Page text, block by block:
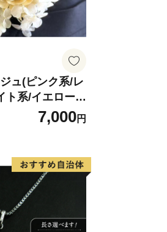
で、多くの
ュ(ピンク系/レ
ト系/イエロー
7,000円